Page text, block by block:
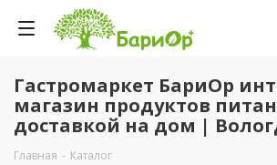
Гастромаркет БариОр
магазин продуктов
доставкой на дом |
Главная - Каталог